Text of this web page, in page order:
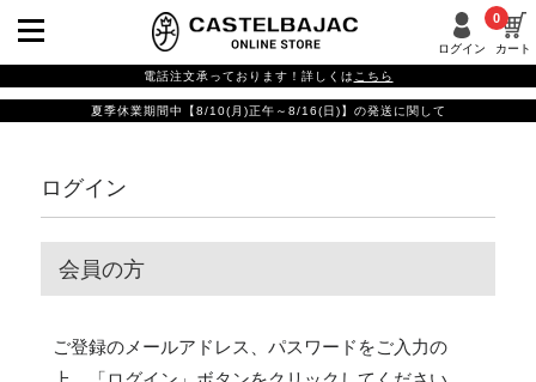
ログイン カート
0
電話注文承っております！詳しくは こちら
夏季休業期間中【8/10(月)正午～8/16(日)】の発送に関して
ログイン
会員の方
ご登録のメールアドレス、パスワードをご入力の